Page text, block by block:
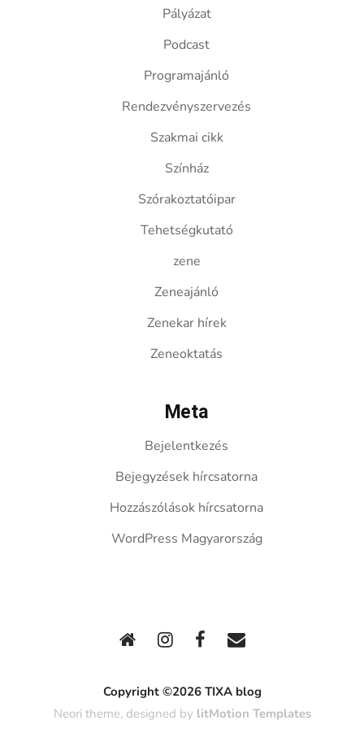
Pályázat
Podcast
Programajánló
Rendezvényszervezés
Szakmai cikk
Színház
Szórakoztatóipar
Tehetségkutató
zene
Zeneajánló
Zenekar hírek
Zeneoktatás
Meta
Bejelentkezés
Bejegyzések hírcsatorna
Hozzászólások hírcsatorna
WordPress Magyarország
Copyright ©2026 TIXA blog
Neori theme, designed by litMotion Templates